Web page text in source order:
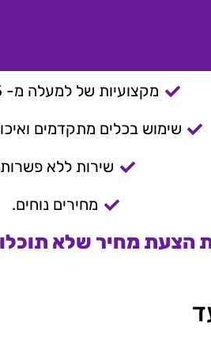
מקצועיות של למעלה מ- 15 שנה.
שימוש בכלים מתקדמים
שירות ללא
מחירים נוחים.
הצעת מחיר שלא תוכלו